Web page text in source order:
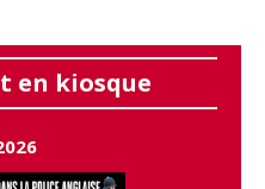
en kiosque